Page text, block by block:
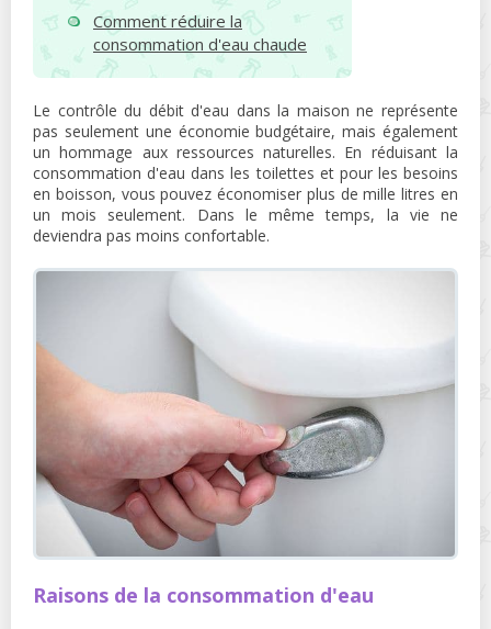
Comment réduire la
consommation d'eau chaude
Le contrôle du débit d'eau dans la maison ne représente
pas seulement une économie budgétaire, mais également
un hommage aux ressources naturelles. En réduisant la
consommation d'eau dans les toilettes et pour les besoins
en boisson, vous pouvez économiser plus de mille litres en
un mois seulement. Dans le même temps, la vie ne
deviendra pas moins confortable.
Raisons de la consommation d'eau